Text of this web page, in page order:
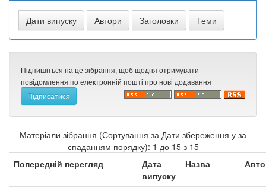
Підпишіться на це зібрання, щоб щодня отримувати
повідомлення по електронній пошті про нові додавання
Матеріали зібрання (Сортування за Дати збереження у за
спаданням порядку): 1 до 15 з 15
Попередній перегляд
Дата
випуску
Назва